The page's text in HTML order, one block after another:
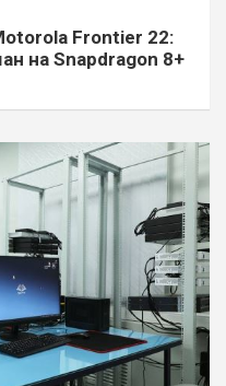
Frontier 22:
на Snapdragon 8+